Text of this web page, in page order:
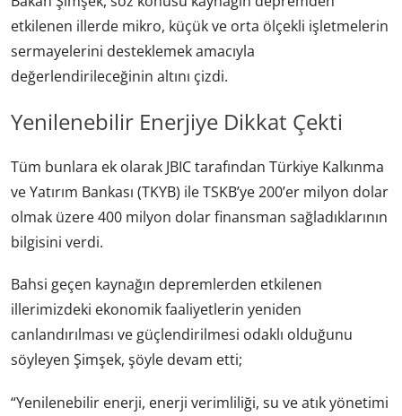
etkilenen illerde mikro, küçük ve orta ölçekli işletmelerin
sermayelerini desteklemek amacıyla
değerlendirileceğinin altını çizdi.
Yenilenebilir Enerjiye Dikkat Çekti
Tüm bunlara ek olarak JBIC tarafından Türkiye Kalkınma
ve Yatırım Bankası (TKYB) ile TSKB’ye 200’er milyon dolar
olmak üzere 400 milyon dolar finansman sağladıklarının
bilgisini verdi.
Bahsi geçen kaynağın depremlerden etkilenen
illerimizdeki ekonomik faaliyetlerin yeniden
canlandırılması ve güçlendirilmesi odaklı olduğunu
söyleyen Şimşek, şöyle devam etti;
“Yenilenebilir enerji, enerji verimliliği, su ve atık yönetimi